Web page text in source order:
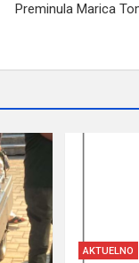
Preminula Marica
AKTUELNO